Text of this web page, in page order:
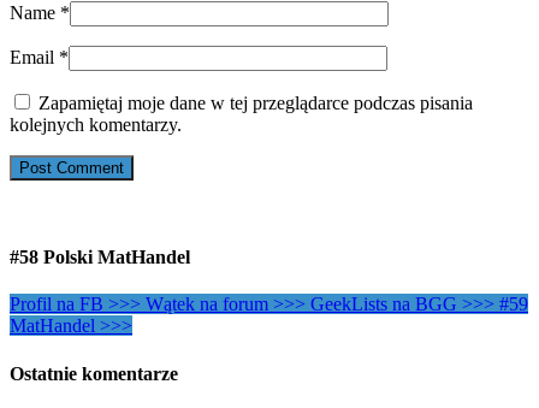
Name *
Email *
Zapamiętaj moje dane w tej przeglądarce podczas pisania
kolejnych komentarzy.
#58 Polski MatHandel
Profil na FB >>> Wątek na forum >>> GeekLists na BGG >>> #59
MatHandel >>>
Ostatnie komentarze